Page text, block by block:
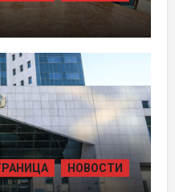
ПРЕДСЕДАТЕЛЯ
«БАЙТЕРЕК»
НОВОСТИ